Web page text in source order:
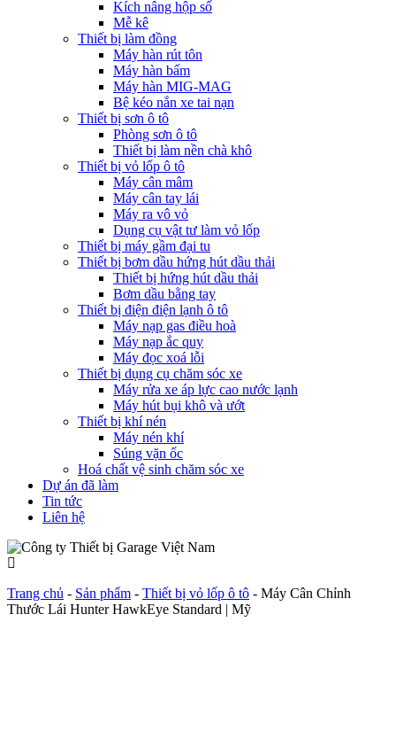
Kích nâng hộp số
Mễ kê
Thiết bị làm đồng
Máy hàn rút tôn
Máy hàn bấm
Máy hàn MIG-MAG
Bệ kéo nắn xe tai nạn
Thiết bị sơn ô tô
Phòng sơn ô tô
Thiết bị làm nền chà khô
Thiết bị vỏ lốp ô tô
Máy cân mâm
Máy cân tay lái
Máy ra vô vỏ
Dụng cụ vật tư làm vỏ lốp
Thiết bị máy gầm đại tu
Thiết bị bơm dầu hứng hút dầu thải
Thiết bị hứng hút dầu thải
Bơm dầu bằng tay
Thiết bị điện điện lạnh ô tô
Máy nạp gas điều hoà
Máy nạp ắc quy
Máy đọc xoá lỗi
Thiết bị dụng cụ chăm sóc xe
Máy rửa xe áp lực cao nước lạnh
Máy hút bụi khô và ướt
Thiết bị khí nén
Máy nén khí
Súng vặn ốc
Hoá chất vệ sinh chăm sóc xe
Dự án đã làm
Tin tức
Liên hệ
Trang chủ - Sản phẩm - Thiết bị vỏ lốp ô tô - Máy Cân Chỉnh
Thước Lái Hunter HawkEye Standard | Mỹ